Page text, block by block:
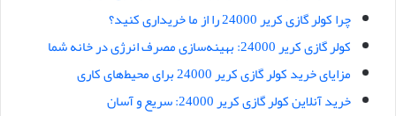
چرا کولر گازی کریر 24000 را از ما خریداری کنید؟
کولر گازی کریر 24000: بهینه‌سازی مصرف انرژی در خانه شما
مزایای خرید کولر گازی کریر 24000 برای محیط‌های کاری
خرید آنلاین کولر گازی کریر 24000: سریع و آسان